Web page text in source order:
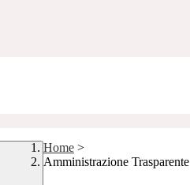
Home >
Amministrazione Trasparente